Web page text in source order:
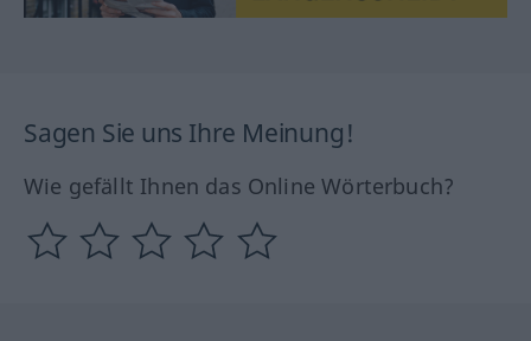
Sagen Sie uns Ihre Meinung!
Wie gefällt Ihnen das Online Wörterbuch?